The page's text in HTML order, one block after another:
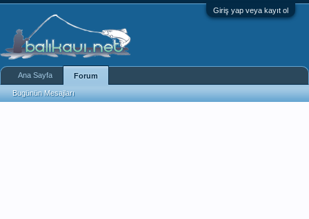
Giriş yap veya kayıt ol
Ana Sayfa Forum
Bugünün Mesajları